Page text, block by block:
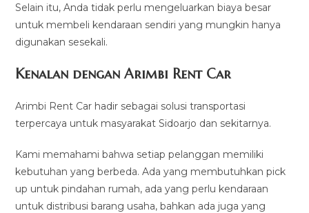
Selain itu, Anda tidak perlu mengeluarkan biaya besar
untuk membeli kendaraan sendiri yang mungkin hanya
digunakan sesekali.
Kenalan dengan Arimbi Rent Car
Arimbi Rent Car hadir sebagai solusi transportasi
terpercaya untuk masyarakat Sidoarjo dan sekitarnya.
Kami memahami bahwa setiap pelanggan memiliki
kebutuhan yang berbeda. Ada yang membutuhkan pick
up untuk pindahan rumah, ada yang perlu kendaraan
untuk distribusi barang usaha, bahkan ada juga yang